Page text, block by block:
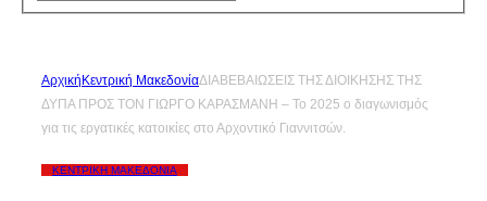
ΑρχικήΚεντρική ΜακεδονίαΔΙΑΒΕΒΑΙΩΣΕΙΣ ΤΗΣ ΔΙΟΙΚΗΣΗΣ ΤΗΣ
ΔΥΠΑ ΠΡΟΣ ΤΟΝ ΓΙΩΡΓΟ ΚΑΡΑΣΜΑΝΗ – Το 2025 ο διαγωνισμός
για τις εργατικές κατοικίες στο Αρχοντικό Γιαννιτσών.
ΚΕΝΤΡΙΚΉ ΜΑΚΕΔΟΝΊΑ